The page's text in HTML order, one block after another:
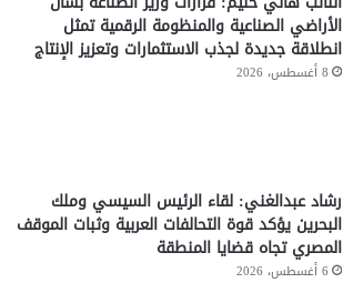
الأراضي الصناعية والمنظومة الرقمية تمثل
انطلاقة جديدة لجذب الاستثمارات وتعزيز الإنتاج
8 أغسطس، 2026
رشاد عبدالغني: لقاء الرئيس السيسي وملك
البحرين يؤكد قوة التحالفات العربية وثبات الموقف
المصري تجاه قضايا المنطقة
6 أغسطس، 2026